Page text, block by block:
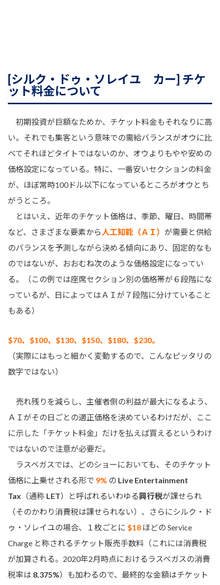
[シルク・ドゥ・ソレイユ カー] チケ
ット料金について
初期投資が巨額なためか、チケット料金もそれなりに高
い。それでも集客という意味での需給バランスがオウに比
べてそれほどタイトではないのか、オウよりもやや安めの
価格設定になっている。特に、一番安いセクションの料金
が、ほぼ常時100ドル以下になっているところがオウとち
がうところ。
とはいえ、近年のチケット価格は、季節、曜日、時間帯
など、さまざまな要素から 人工知能（ＡＩ） が需要と供給
のバランスを予測しながら決める傾向にあり、固定的なも
のではないが、おおむね次のような価格設定になってい
る。（この例では座席セクション別の価格帯が６段階にな
っているが、日によってはＡＩが７段階に分けていること
もある）
$70、$100、$130、$150、$180、$230。
（実際にはもっと細かく変動するので、こんなピッタリの
数字ではない）
売れ残りを減らし、主催者側の利益が最大になるよう、
ＡＩがその日ごとの適正価格を決めているわけだが、ここ
に示した「チケット料金」だけを払えば買えるというわけ
ではないので注意が必要だ。
ラスベガスでは、どのショーにおいても、そのチケット
価格に上乗せされる形で 9% の Live Entertainment
Tax （通称 LET）と呼ばれるいわゆる興行税が課せられ
（そのかわり消費税は課せられない）、さらにシルク・ド
ゥ・ソレイユの場合、１枚ごとに $18 ほどの Service
Charge と称されるチケット販売手数料（これには消費税
が加算される。2020年2月時点におけるラスベガスの消費
税率は 8.375%）も加わるので、最終的な金額はチケット